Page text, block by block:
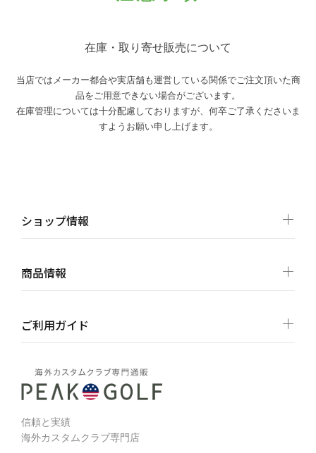
在庫・取り寄せ販売について
当店ではメーカー都合や実店舗も運営している関係でご注文頂いた商
品をご用意できない場合がございます。
在庫管理については十分配慮しておりますが、何卒ご了承くださいま
すようお願い申し上げます。
ショップ情報
商品情報
ご利用ガイド
信頼と実績
海外カスタムクラブ専門店